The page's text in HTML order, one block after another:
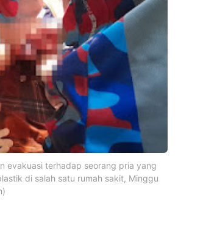
evakuasi terhadap seorang pria yang
di salah satu rumah sakit, Minggu